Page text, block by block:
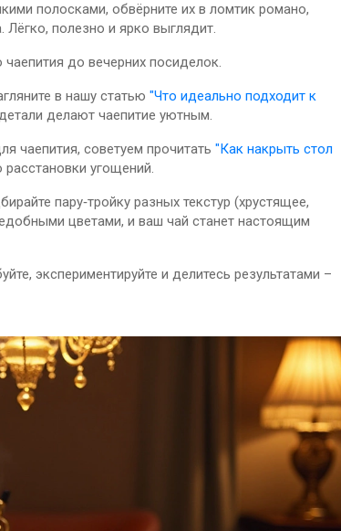
полосками, обвёрните их в ломтик романо,
полезно и ярко выглядит.
до вечерних посиделок.
в нашу статью "Что идеально подходит к
делают чаепитие уютным.
чаепития, советуем прочитать "Как накрыть стол
угощений.
пару‑тройку разных текстур (хрустящее,
цветами, и ваш чай станет настоящим
экспериментируйте и делитесь результатами –